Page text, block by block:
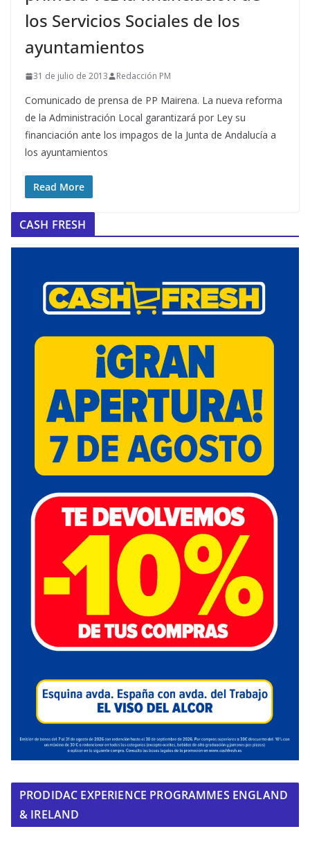
los Servicios Sociales de los
ayuntamientos
31 de julio de 2013 Redacción PM
Comunicado de prensa de PP Mairena. La nueva reforma
de la Administración Local garantizará por Ley su
financiación ante los impagos de la Junta de Andalucía a
los ayuntamientos
Read More
CASH FRESH
PRODIDAC EXPERIENCE PROGRAMMES ENGLAND
& IRELAND